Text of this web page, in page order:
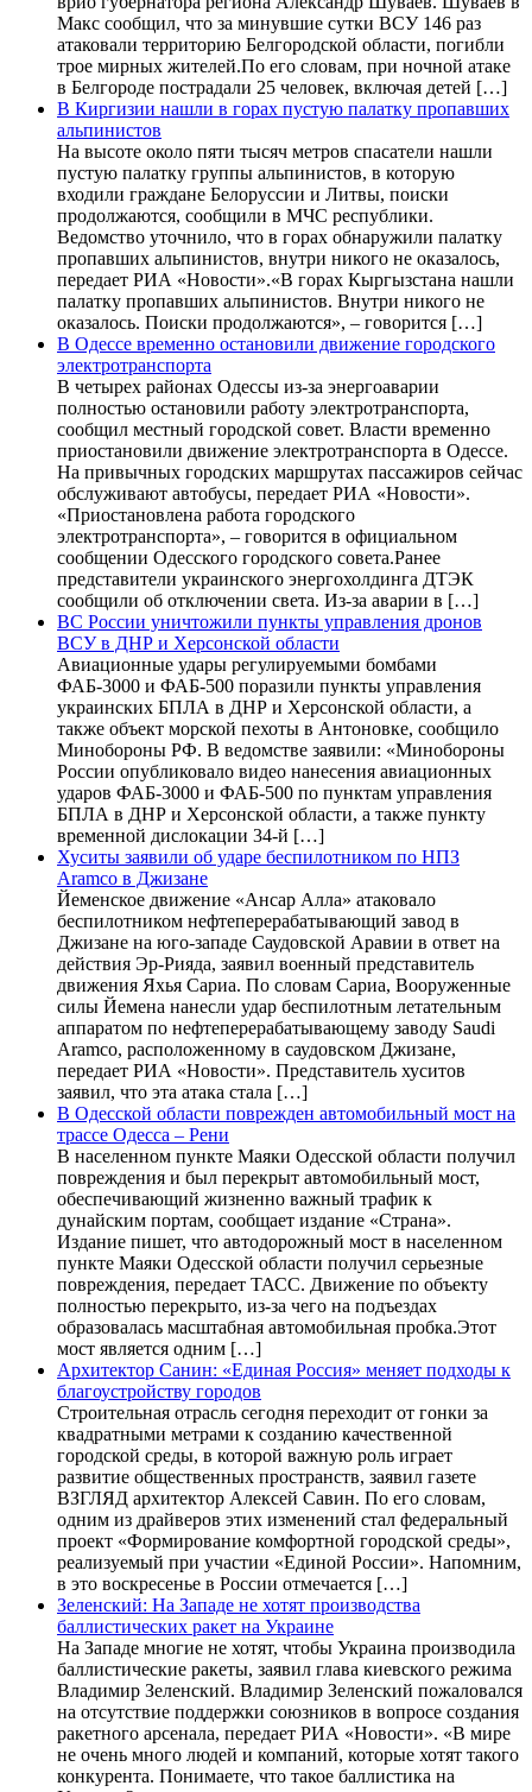
Макс сообщил, что за минувшие сутки ВСУ 146 раз
атаковали территорию Белгородской области, погибли
трое мирных жителей.По его словам, при ночной атаке
в Белгороде пострадали 25 человек, включая детей […]
В Киргизии нашли в горах пустую палатку пропавших
альпинистов
На высоте около пяти тысяч метров спасатели нашли
пустую палатку группы альпинистов, в которую
входили граждане Белоруссии и Литвы, поиски
продолжаются, сообщили в МЧС республики.
Ведомство уточнило, что в горах обнаружили палатку
пропавших альпинистов, внутри никого не оказалось,
передает РИА «Новости».«В горах Кыргызстана нашли
палатку пропавших альпинистов. Внутри никого не
оказалось. Поиски продолжаются», – говорится […]
В Одессе временно остановили движение городского
электротранспорта
В четырех районах Одессы из-за энергоаварии
полностью остановили работу электротранспорта,
сообщил местный городской совет. Власти временно
приостановили движение электротранспорта в Одессе.
На привычных городских маршрутах пассажиров сейчас
обслуживают автобусы, передает РИА «Новости».
«Приостановлена работа городского
электротранспорта», – говорится в официальном
сообщении Одесского городского совета.Ранее
представители украинского энергохолдинга ДТЭК
сообщили об отключении света. Из-за аварии в […]
ВС России уничтожили пункты управления дронов
ВСУ в ДНР и Херсонской области
Авиационные удары регулируемыми бомбами
ФАБ-3000 и ФАБ-500 поразили пункты управления
украинских БПЛА в ДНР и Херсонской области, а
также объект морской пехоты в Антоновке, сообщило
Минобороны РФ. В ведомстве заявили: «Минобороны
России опубликовало видео нанесения авиационных
ударов ФАБ-3000 и ФАБ-500 по пунктам управления
БПЛА в ДНР и Херсонской области, а также пункту
временной дислокации 34-й […]
Хуситы заявили об ударе беспилотником по НПЗ
Aramco в Джизане
Йеменское движение «Ансар Алла» атаковало
беспилотником нефтеперерабатывающий завод в
Джизане на юго-западе Саудовской Аравии в ответ на
действия Эр-Рияда, заявил военный представитель
движения Яхья Сариа. По словам Сариа, Вооруженные
силы Йемена нанесли удар беспилотным летательным
аппаратом по нефтеперерабатывающему заводу Saudi
Aramco, расположенному в саудовском Джизане,
передает РИА «Новости». Представитель хуситов
заявил, что эта атака стала […]
В Одесской области поврежден автомобильный мост на
трассе Одесса – Рени
В населенном пункте Маяки Одесской области получил
повреждения и был перекрыт автомобильный мост,
обеспечивающий жизненно важный трафик к
дунайским портам, сообщает издание «Страна».
Издание пишет, что автодорожный мост в населенном
пункте Маяки Одесской области получил серьезные
повреждения, передает ТАСС. Движение по объекту
полностью перекрыто, из-за чего на подъездах
образовалась масштабная автомобильная пробка.Этот
мост является одним […]
Архитектор Санин: «Единая Россия» меняет подходы к
благоустройству городов
Строительная отрасль сегодня переходит от гонки за
квадратными метрами к созданию качественной
городской среды, в которой важную роль играет
развитие общественных пространств, заявил газете
ВЗГЛЯД архитектор Алексей Савин. По его словам,
одним из драйверов этих изменений стал федеральный
проект «Формирование комфортной городской среды»,
реализуемый при участии «Единой России». Напомним,
в это воскресенье в России отмечается […]
Зеленский: На Западе не хотят производства
баллистических ракет на Украине
На Западе многие не хотят, чтобы Украина производила
баллистические ракеты, заявил глава киевского режима
Владимир Зеленский. Владимир Зеленский пожаловался
на отсутствие поддержки союзников в вопросе создания
ракетного арсенала, передает РИА «Новости». «В мире
не очень много людей и компаний, которые хотят такого
конкурента. Понимаете, что такое баллистика на